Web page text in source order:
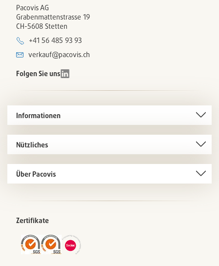
Pacovis AG
Grabenmattenstrasse 19
CH-5608 Stetten
+41 56 485 93 93
verkauf@pacovis.ch
Folgen Sie uns
Informationen
Nützliches
Über Pacovis
Zertifikate